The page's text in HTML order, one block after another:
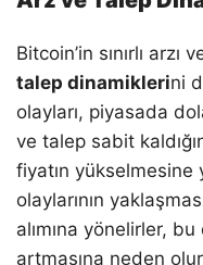
Bitcoin’in sınırlı arzı
talep dinamiklerini
olayları, piyasada
ve talep sabit
fiyatın yükselmesine
olaylarının
alımına yönelirler,
artmasına neden